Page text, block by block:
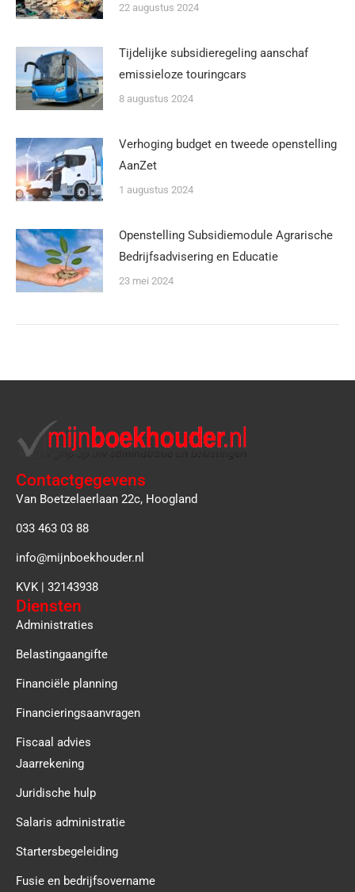
22 augustus 2024
Tijdelijke subsidieregeling aanschaf
emissieloze touringcars
8 augustus 2024
Verhoging budget en tweede openstelling
AanZet
1 augustus 2024
Openstelling Subsidiemodule Agrarische
Bedrijfsadvisering en Educatie
23 mei 2024
Contactgegevens
Van Boetzelaerlaan 22c, Hoogland
033 463 03 88
info@mijnboekhouder.nl
KVK | 32143938
Diensten
Administraties
Belastingaangifte
Financiële planning
Financieringsaanvragen
Fiscaal advies
Jaarrekening
Juridische hulp
Salaris administratie
Startersbegeleiding
Fusie en bedrijfsovername